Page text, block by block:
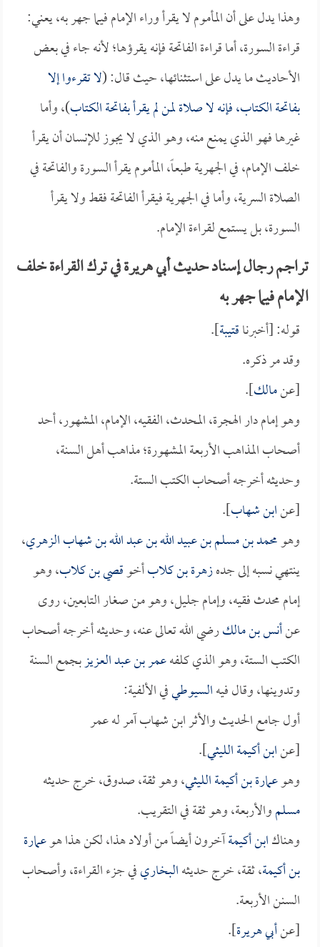
وهذا يدل على أن المأموم لا يقرأ وراء الإمام فيما جهر به، يعني:
قراءة السورة، أما قراءة الفاتحة فإنه يقرؤها؛ لأنه جاء في بعض
الأحاديث ما يدل على استثنائها، حيث قال: (لا تقرءوا إلا
بفاتحة الكتاب، فإنه لا صلاة لمن لم يقرأ بفاتحة الكتاب)، وأما
غيرها فهو الذي يمنع منه، وهو الذي لا يجوز للإنسان أن يقرأ
خلف الإمام، في الجهرية طبعاً، المأموم يقرأ السورة والفاتحة في
الصلاة السرية، وأما في الجهرية فيقرأ الفاتحة فقط ولا يقرأ
السورة، بل يستمع لقراءة الإمام.
تراجم رجال إسناد حديث أبي هريرة في ترك القراءة خلف
الإمام فيما جهر به
قوله: [أخبرناقتيبة].
وقد مر ذكره.
[عنمالك].
وهو إمام دار الهجرة، المحدث، الفقيه، الإمام، المشهور، أحد
أصحاب المذاهب الأربعة المشهورة؛ مذاهب أهل السنة،
وحديثه أخرجه أصحاب الكتب الستة.
[عنابن شهاب].
وهومحمد بن مسلم بن عبيد الله بن عبد الله بن شهاب الزهري،
ينتهي نسبه إلى جدهزهرة بن كلابأخوقصي بن كلاب، وهو
إمام محدث فقيه، وإمام جليل، وهو من صغار التابعين، روى
عنأنس بن مالكرضي الله تعالى عنه، وحديثه أخرجه أصحاب
الكتب الستة، وهو الذي كلفهعمر بن عبد العزيزبجمع السنة
وتدوينها، وقال فيهالسيوطيفي الألفية:
أول جامع الحديث والأثر ابن شهاب آمر له عمر
[عنابن أكيمة الليثي].
وهوعمارة بن أكيمة الليثي، وهو ثقة، صدوق، خرج حديثه
مسلموالأربعة، وهو ثقة في التقريب.
وهناكابن أكيمةآخرون أيضاً من أولاد هذا، لكن هذا هوعمارة
بن أكيمة، ثقة، خرج حديثهالبخاريفي جزء القراءة، وأصحاب
السنن الأربعة.
[عنأبي هريرة].